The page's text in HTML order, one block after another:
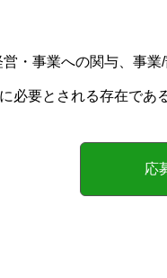
営・事業への関与、事
必要とされる存在であ
応